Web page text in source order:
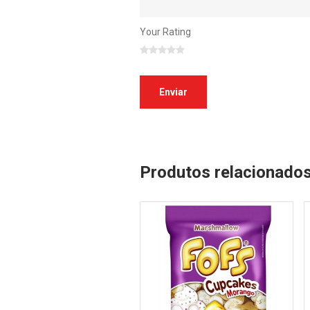
Your Rating
Produtos